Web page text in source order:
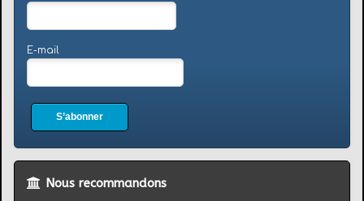
E-mail
S’abonner
Nous recommandons